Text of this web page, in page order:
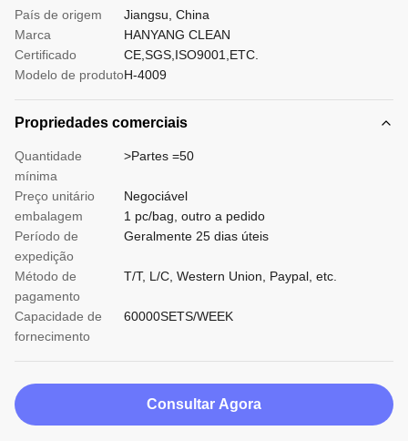
País de origem
Jiangsu, China
Marca
HANYANG CLEAN
Certificado
CE,SGS,ISO9001,ETC.
Modelo de produtoH-4009
Propriedades comerciais
Quantidade
mínima
>Partes =50
Preço unitário
Negociável
embalagem
1 pc/bag, outro a pedido
Período de
expedição
Geralmente 25 dias úteis
Método de
pagamento
T/T, L/C, Western Union, Paypal, etc.
Capacidade de
fornecimento
60000SETS/WEEK
Consultar Agora